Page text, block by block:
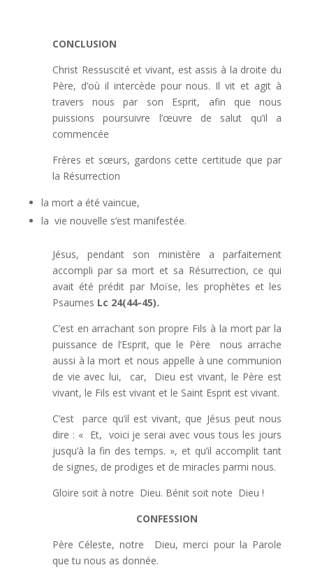
CONCLUSION
Christ Ressuscité et vivant, est assis à la droite du
Père, d’où il intercède pour nous. Il vit et agit à
travers nous par son Esprit, afin que nous
puissions poursuivre l’œuvre de salut qu’il a
commencée
Frères et sœurs, gardons cette certitude que par
la Résurrection
la mort a été vaincue,
la vie nouvelle s’est manifestée.
Jésus, pendant son ministère a parfaitement
accompli par sa mort et sa Résurrection, ce qui
avait été prédit par Moïse, les prophètes et les
Psaumes Lc 24(44-45).
C’est en arrachant son propre Fils à la mort par la
puissance de l’Esprit, que le Père nous arrache
aussi à la mort et nous appelle à une communion
de vie avec lui, car, Dieu est vivant, le Père est
vivant, le Fils est vivant et le Saint Esprit est vivant.
C’est parce qu’il est vivant, que Jésus peut nous
dire : « Et, voici je serai avec vous tous les jours
jusqu’à la fin des temps. », et qu’il accomplit tant
de signes, de prodiges et de miracles parmi nous.
Gloire soit à notre Dieu. Bénit soit note Dieu !
CONFESSION
Père Céleste, notre Dieu, merci pour la Parole
que tu nous as donnée.